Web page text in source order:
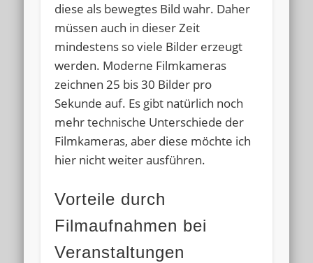
diese als bewegtes Bild wahr. Daher
müssen auch in dieser Zeit
mindestens so viele Bilder erzeugt
werden. Moderne Filmkameras
zeichnen 25 bis 30 Bilder pro
Sekunde auf. Es gibt natürlich noch
mehr technische Unterschiede der
Filmkameras, aber diese möchte ich
hier nicht weiter ausführen.
Vorteile durch
Filmaufnahmen bei
Veranstaltungen